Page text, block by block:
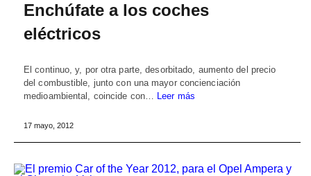
Enchúfate a los coches
eléctricos
El continuo, y, por otra parte, desorbitado, aumento del precio
del combustible, junto con una mayor concienciación
medioambiental, coincide con… Leer más
17 mayo, 2012